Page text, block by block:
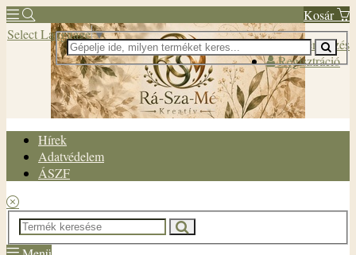
Kosár
Bejelentkezés
Regisztráció
Select Language▼
Hírek
Adatvédelem
ÁSZF